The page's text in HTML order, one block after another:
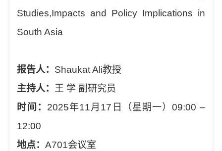
Studies,Impacts and Policy Implications in
South Asia
报告人： Shaukat Ali教授
主持人： 王 学 副研究员
时间： 2025年11月 17 日（星期一）09:00 –
12:00
地点：A701会议室